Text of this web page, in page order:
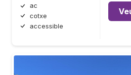
ac
cotxe
accessible